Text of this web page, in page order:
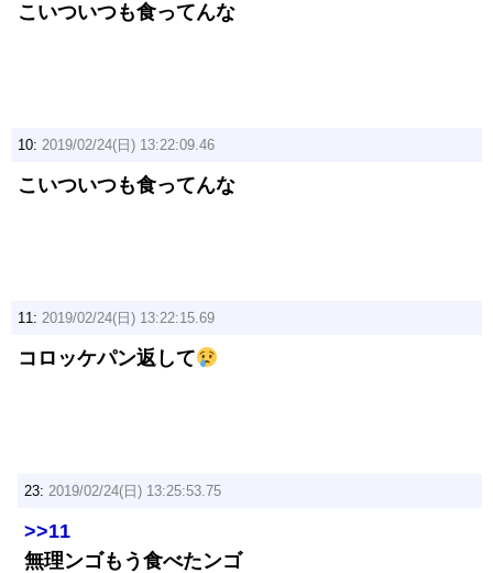
こいついつも食ってんな
10: 2019/02/24(日) 13:22:09.46
こいついつも食ってんな
11: 2019/02/24(日) 13:22:15.69
コロッケパン返して
23: 2019/02/24(日) 13:25:53.75
>>11
無理ンゴもう食べたンゴ